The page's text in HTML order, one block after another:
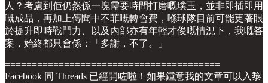
人？考慮到佢仍然係一塊需要時間打磨嘅璞玉，並非即插即用
嘅成品，再加上傳聞中不菲嘅轉會費，喺球隊目前可能更著眼
於提升即時戰鬥力、以及內部亦有年輕才俊嘅情況下，我嘅答
案，始終都只會係：「多謝，不了。」
========================================
Facebook 同 Threads 已經開咗啦！如果鍾意我的文章可以入黎